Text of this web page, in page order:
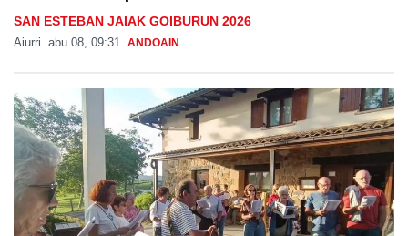
SAN ESTEBAN JAIAK GOIBURUN 2026
Aiurri abu 08, 09:31 ANDOAIN